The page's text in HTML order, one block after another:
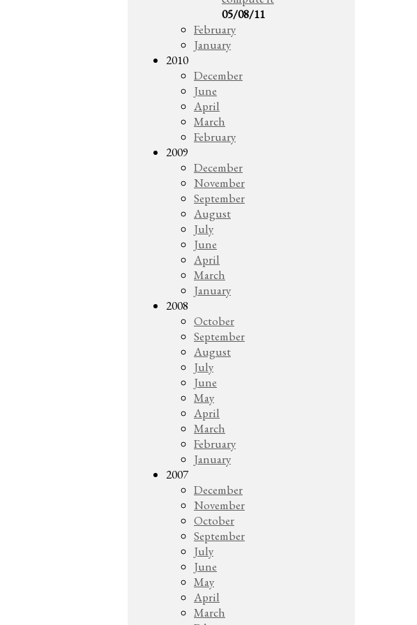
05/08/11
February
January
2010
December
June
April
March
February
2009
December
November
September
August
July
June
April
March
January
2008
October
September
August
July
June
May
April
March
February
January
2007
December
November
October
September
July
June
May
April
March